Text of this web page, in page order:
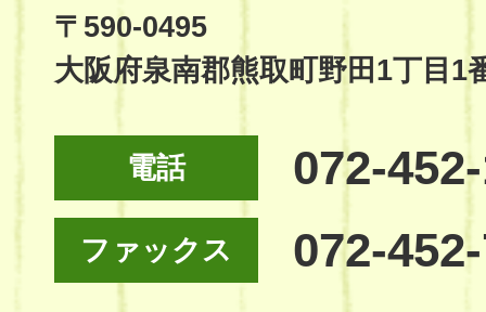
Site
〒590-0495
大阪府泉南郡熊取町野田1丁目1
電話 072-
ファックス 072-